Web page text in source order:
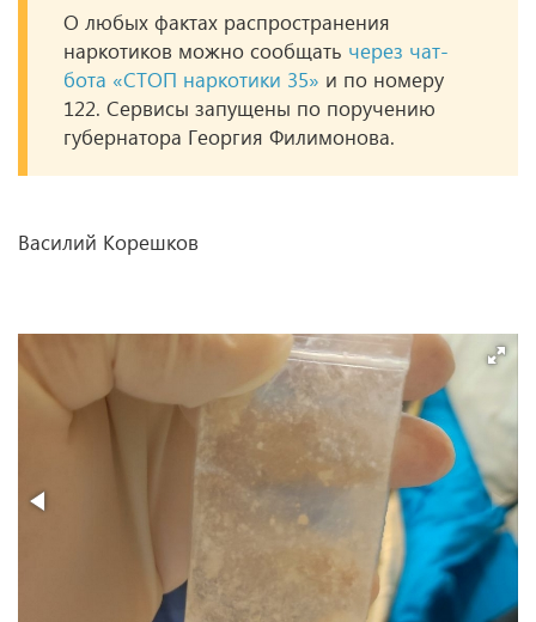
О любых фактах распространения
наркотиков можно сообщать через чат-
бота «СТОП наркотики 35» и по номеру
122. Сервисы запущены по поручению
губернатора Георгия Филимонова.
Василий Корешков